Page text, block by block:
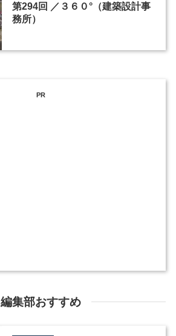
第294回 ／３６０°（建築設計事
務所）
PR
編集部おすすめ